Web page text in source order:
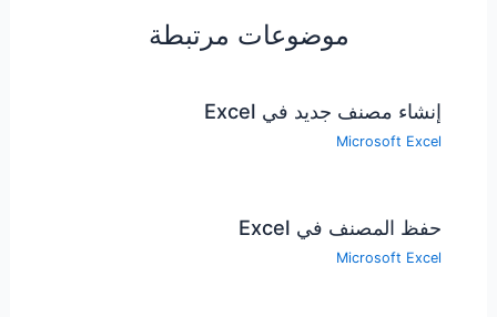
موضوعات مرتبطة
إنشاء مصنف جديد في Excel
Microsoft Excel
حفظ المصنف في Excel
Microsoft Excel